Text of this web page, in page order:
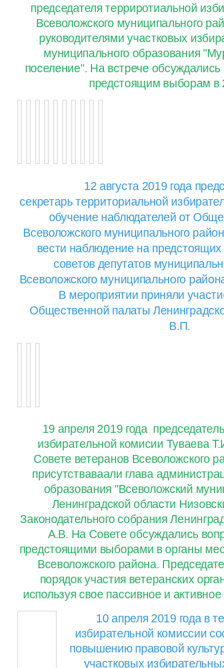
председателя терриротиальной
Всеволожского муниципального
руководителями участковых
муниципального образования
поселение". На встрече обсуждались
предстоящим выборам в
12 августа 2019 года
секретарь территориальной
обучение наблюдателей от
Всеволожского муниципального
вести наблюдение на
советов депутатов
Всеволожского муниципального
В мероприятии приняли
Общественной палаты
В.П.
19 апреля 2019 года
избирательной комисии Туваева
Совете ветеранов Всеволожского
присутстваваали глава
образования "Всеволожский
Ленинградской области
Законодательного собрания
А.В. На Совете обсуждались
предстоящими выборами в органы
Всеволожского района.
порядок участия ветеранских
используя свое пассивное и
10 апреля 2019 года в
избирательной комиссии
повышению правовой
участковых